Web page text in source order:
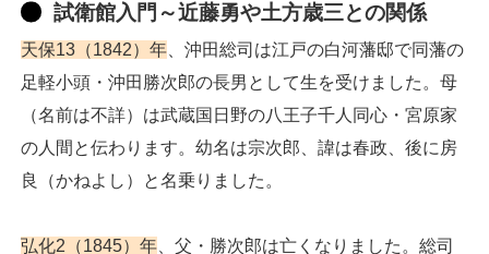
試衛館入門～近藤勇や土方歳三との関係
天保13（1842）年 、沖田総司は江戸の白河藩邸で同藩の
足軽小頭・沖田勝次郎の長男として生を受けました。母
（名前は不詳）は武蔵国日野の八王子千人同心・宮原家
の人間と伝わります。幼名は宗次郎、諱は春政、後に房
良（かねよし）と名乗りました。
弘化2（1845）年 、父・勝次郎は亡くなりました。総司